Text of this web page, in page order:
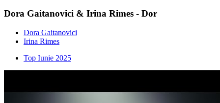
Dora Gaitanovici & Irina Rimes - Dor
Dora Gaitanovici
Irina Rimes
Top Iunie 2025